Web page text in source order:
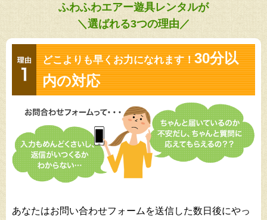
ふわふわエアー遊具レンタルが
＼選ばれる3つの理由／
どこよりも早くお力になれます！30分以
内の対応
あなたはお問い合わせフォームを送信した数日後にやっ